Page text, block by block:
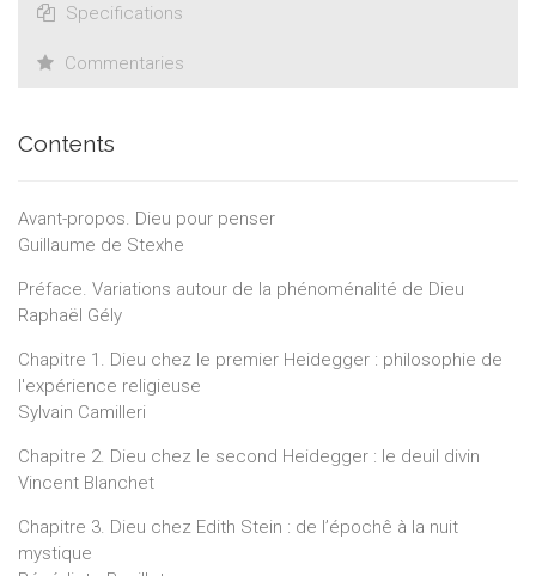
Specifications
Commentaries
Contents
Avant-propos. Dieu pour penser
Guillaume de Stexhe
Préface. Variations autour de la phénoménalité de Dieu
Raphaël Gély
Chapitre 1. Dieu chez le premier Heidegger : philosophie de
l'expérience religieuse
Sylvain Camilleri
Chapitre 2. Dieu chez le second Heidegger : le deuil divin
Vincent Blanchet
Chapitre 3. Dieu chez Edith Stein : de l’épochê à la nuit
mystique